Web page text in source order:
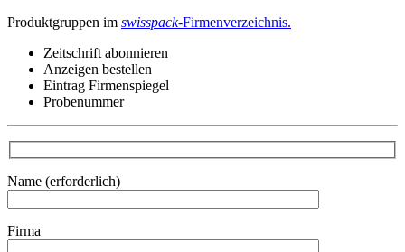
Produktgruppen im swisspack-Firmenverzeichnis.
Zeitschrift abonnieren
Anzeigen bestellen
Eintrag Firmenspiegel
Probenummer
Name (erforderlich)
Firma